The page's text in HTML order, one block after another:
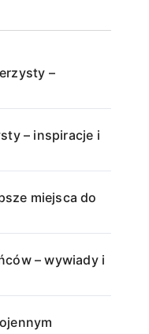
–
– inspiracje i
miejsca do
– wywiady i